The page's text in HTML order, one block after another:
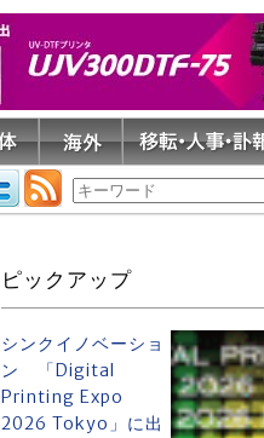
ピックアップ
シンクイノベーショ
ン 「Digital
Printing Expo
2026 Tokyo」に出